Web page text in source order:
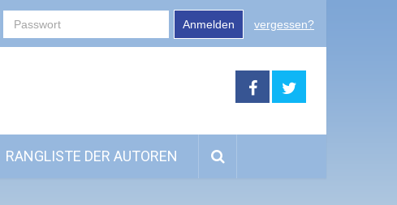
Anmelden vergessen?
RANGLISTE DER AUTOREN